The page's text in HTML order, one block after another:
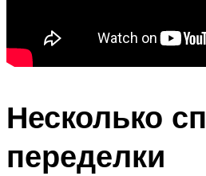
Несколько
переделки